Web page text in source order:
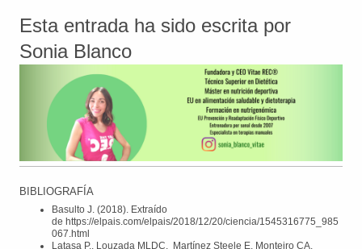
Esta entrada ha sido escrita por
Sonia Blanco
BIBLIOGRAFÍA
Basulto J. (2018). Extraído
de https://elpais.com/elpais/2018/12/20/ciencia/1545316775_985
067.html
Latasa P., Louzada MLDC, Martínez Steele E, Monteiro CA.